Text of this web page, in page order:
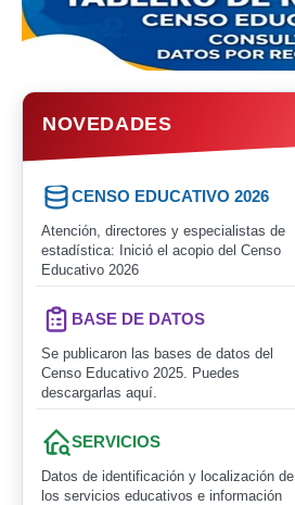
NOVEDADES
CENSO EDUCATIVO 2026
Atención, directores y especialistas de
estadística: Inició el acopio del Censo
Educativo 2026
BASE DE DATOS
Se publicaron las bases de datos del
Censo Educativo 2025. Puedes
descargarlas aquí.
SERVICIOS
Datos de identificación y localización de
los servicios educativos e información